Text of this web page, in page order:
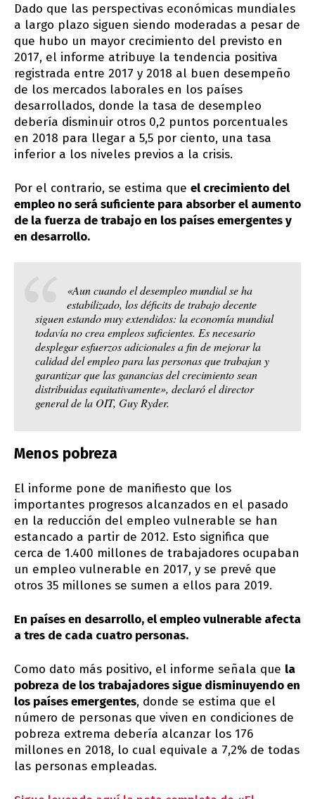
Dado que las perspectivas económicas mundiales
a largo plazo siguen siendo moderadas a pesar de
que hubo un mayor crecimiento del previsto en
2017, el informe atribuye la tendencia positiva
registrada entre 2017 y 2018 al buen desempeño
de los mercados laborales en los países
desarrollados, donde la tasa de desempleo
debería disminuir otros 0,2 puntos porcentuales
en 2018 para llegar a 5,5 por ciento, una tasa
inferior a los niveles previos a la crisis.
Por el contrario, se estima que el crecimiento del
empleo no será suficiente para absorber el aumento
de la fuerza de trabajo en los países emergentes y
en desarrollo.
«Aun cuando el desempleo mundial se ha
estabilizado, los déficits de trabajo decente
siguen estando muy extendidos: la economía mundial
todavía no crea empleos suficientes. Es necesario
desplegar esfuerzos adicionales a fin de mejorar la
calidad del empleo para las personas que trabajan y
garantizar que las ganancias del crecimiento sean
distribuidas equitativamente», declaró el director
general de la OIT, Guy Ryder.
Menos pobreza
El informe pone de manifiesto que los
importantes progresos alcanzados en el pasado
en la reducción del empleo vulnerable se han
estancado a partir de 2012. Esto significa que
cerca de 1.400 millones de trabajadores ocupaban
un empleo vulnerable en 2017, y se prevé que
otros 35 millones se sumen a ellos para 2019.
En países en desarrollo, el empleo vulnerable afecta
a tres de cada cuatro personas.
Como dato más positivo, el informe señala que la
pobreza de los trabajadores sigue disminuyendo en
los países emergentes, donde se estima que el
número de personas que viven en condiciones de
pobreza extrema debería alcanzar los 176
millones en 2018, lo cual equivale a 7,2% de todas
las personas empleadas.